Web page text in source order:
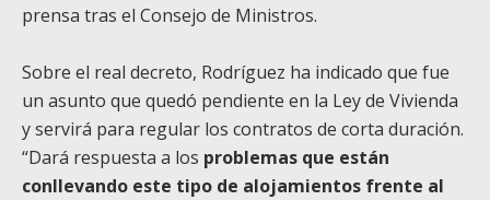
prensa tras el Consejo de Ministros.
Sobre el real decreto, Rodríguez ha indicado que fue
un asunto que quedó pendiente en la Ley de Vivienda
y servirá para regular los contratos de corta duración.
“Dará respuesta a los problemas que están
conllevando este tipo de alojamientos frente al